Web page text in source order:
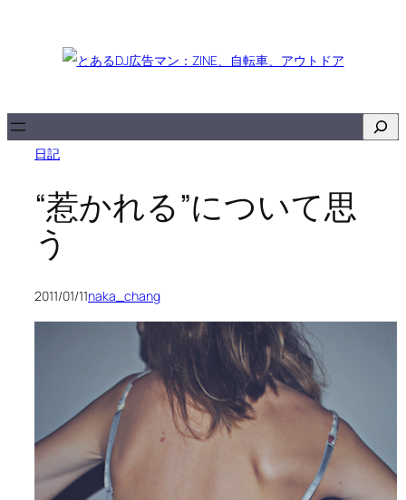
キ
日記
“惹かれる”について思
う
2011/01/11naka_chang